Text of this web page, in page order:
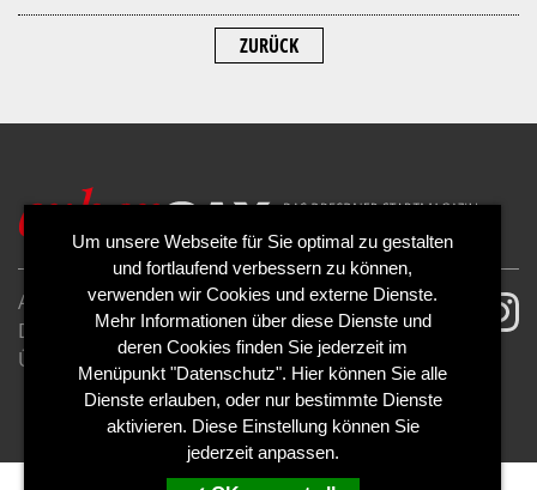
ZURÜCK
AGB
Impressum
Datenschutzerklärung
Cookies
Über uns
Kontakt
Mediadaten
Abo kündigen
Abo widerrufen
Um unsere Webseite für Sie optimal zu gestalten
und fortlaufend verbessern zu können,
verwenden wir Cookies und externe Dienste.
Mehr Informationen über diese Dienste und
deren Cookies finden Sie jederzeit im
Menüpunkt "Datenschutz". Hier können Sie alle
Dienste erlauben, oder nur bestimmte Dienste
aktivieren. Diese Einstellung können Sie
jederzeit anpassen.